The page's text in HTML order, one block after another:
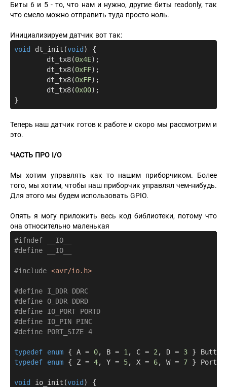
Биты 6 и 5 - то, что нам и нужно, другие биты readonly, так
что смело можно отправить туда просто ноль.
Инициализируем датчик вот так:
void
dt_init (void )
{
	dt_tx8(
0x4E);
	dt_tx8(
0xFF);
	dt_tx8(
0xFF);
	dt_tx8(
0x00);
Теперь наш датчик готов к работе и скоро мы рассмотрим и
это.
ЧАСТЬ ПРО I/O
Мы хотим управлять как то нашим приборчиком. Более
того, мы хотим, чтобы наш приборчик управлял чем-нибудь.
Для этого мы будем использовать GPIO.
Опять я могу приложить весь код библиотеки, потому что
она относительно маленькая
#ifndef __IO__
#define __IO__
#include <avr/io.h>
#define I_DDR DDRC
#define O_DDR DDRD
#define IO_PORT PORTD
#define IO_PIN PINC
#define PORT_SIZE 4
typedef enum { A = 0, B = 1 , C = 2 , D = 3
typedef
enum { Z = 4, Y = 5, X = 6, W = 7 } Port;
void io_init (void )
{